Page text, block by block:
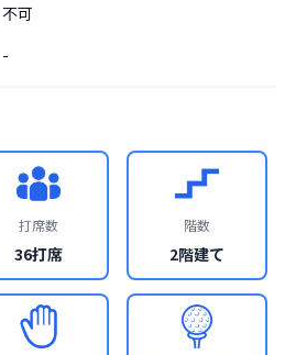
不可
-
打席数
36打席
階数
2階建て